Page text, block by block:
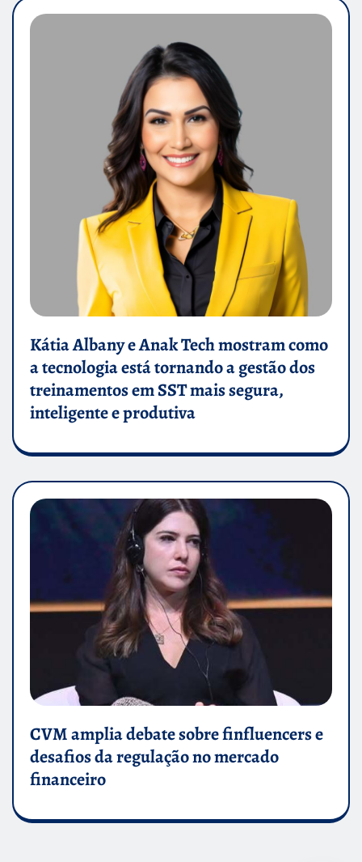
Kátia Albany e Anak Tech mostram como
a tecnologia está tornando a gestão dos
treinamentos em SST mais segura,
inteligente e produtiva
CVM amplia debate sobre finfluencers e
desafios da regulação no mercado
financeiro